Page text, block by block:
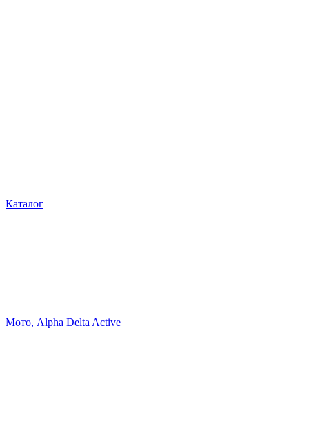
Каталог
Мото, Alpha Delta Active